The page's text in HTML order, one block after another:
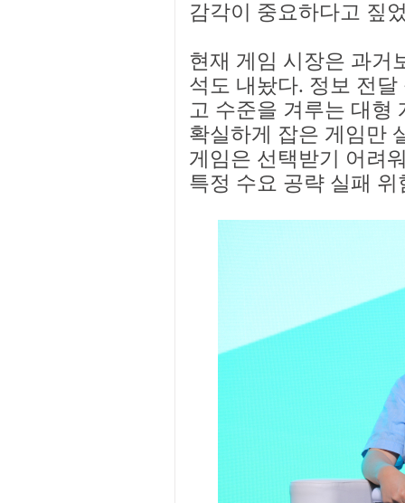
감각이 중요하다고 짚
현재 게임 시장은 과거
석도 내놨다. 정보 전
고 수준을 겨루는 대형
확실하게 잡은 게임만
게임은 선택받기 어려
특정 수요 공략 실패